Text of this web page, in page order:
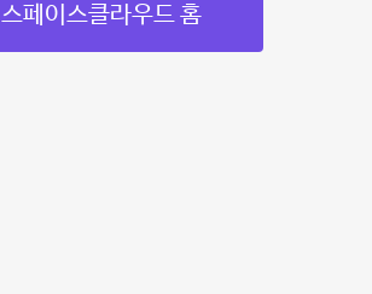
스페이스클라우드 홈